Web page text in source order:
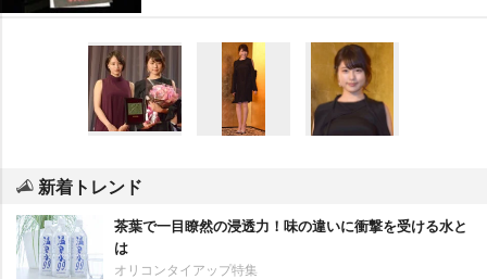
新着トレンド
茶葉で一目瞭然の浸透力！味の違いに衝撃を受ける水と
は
オリコンタイアップ特集